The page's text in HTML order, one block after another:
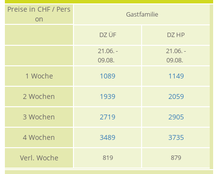
Preise in CHF / Pers
on
Gastfamilie
DZ ÜF
DZ HP
21.06. -
09.08.
21.06. -
09.08.
1 Woche 1089 1149
2 Wochen 1939 2059
3 Wochen 2719 2905
4 Wochen 3489 3735
Verl. Woche 819 879